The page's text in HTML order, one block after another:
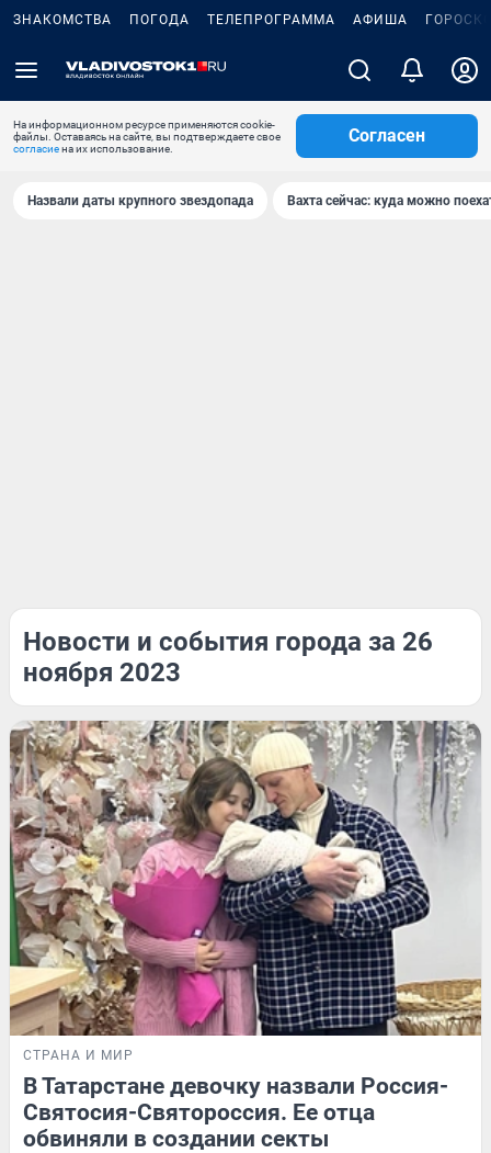
ЗНАКОМСТВА ПОГОДА ТЕЛЕПРОГРАММА АФИША
На информационном ресурсе применяются cookie-
файлы. Оставаясь на сайте, вы подтверждаете свое
согласиена их использование.
Согласен
Назвали даты крупного звездопада Вахта сейчас: куда можно
Новости и события города за 26
ноября 2023
СТРАНА И МИР
В Татарстане девочку назвали Россия-
Святосия-Святороссия. Ее отца
обвиняли в создании секты